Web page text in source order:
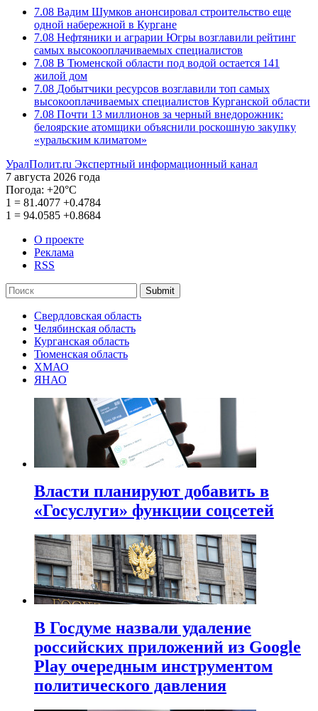
7.08 Вадим Шумков анонсировал строительство еще
одной набережной в Кургане
7.08 Нефтяники и аграрии Югры возглавили рейтинг
самых высокооплачиваемых специалистов
7.08 В Тюменской области под водой остается 141
жилой дом
7.08 Добытчики ресурсов возглавили топ самых
высокооплачиваемых специалистов Курганской области
7.08 Почти 13 миллионов за черный внедорожник:
белоярские атомщики объяснили роскошную закупку
«уральским климатом»
УралПолит.ru Экспертный информационный канал
7 августа 2026 года
Погода: +20°С
1 = 81.4077 +0.4784
1 = 94.0585 +0.8684
О проекте
Реклама
RSS
Submit
Свердловская область
Челябинская область
Курганская область
Тюменская область
ХМАО
ЯНАО
Власти планируют добавить в
«Госуслуги» функции соцсетей
В Госдуме назвали удаление
российских приложений из Google
Play очередным инструментом
политического давления